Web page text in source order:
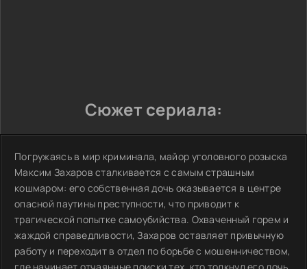
Сюжет сериала:
Погружаясь в мир криминала, майор уголовного розыска
Максим Захаров сталкивается с самым страшным
кошмаром: его собственная дочь оказывается в центре
опасной паутины преступности, что приводит к
трагической попытке самоубийства. Охваченный горем и
жаждой справедливости, Захаров оставляет привычную
работу и переходит в отдел по борьбе с мошенничеством,